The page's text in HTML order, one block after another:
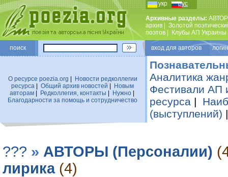
укр рус
Архивные разделы:
архив
Золотой
поэтов
Клубы АП Украины
поиск вход для авторов
О ресурсе poezia.org
Новости редколлегии
ресурса
Общий архив новостей
Новым
авторам| Редколлегия, контакты Нужно|
Благодарности за помощь и сотрудничество
Аналитика
Фестивали АП
ресурса |
(выступлений)
??? » АВТОРЫ (Персоналии)
лирика (4)